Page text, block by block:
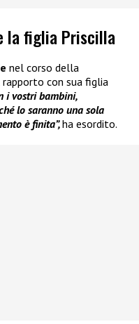
la figlia Priscilla
nel corso della
con sua figlia
i vostri bambini,
lo saranno una sola
è finita”,ha esordito.